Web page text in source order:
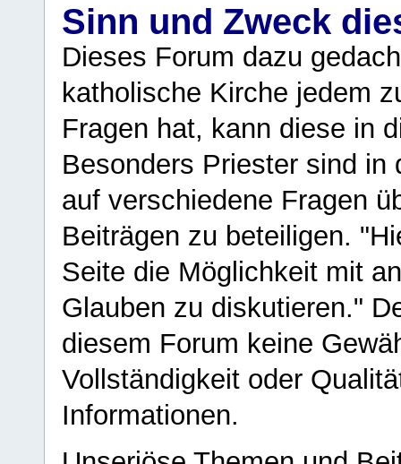
Sinn und Zweck
Dieses Forum dazu
katholische Kirche jedem
Fragen hat, kann diese in
Besonders Priester sind in
auf verschiedene Fragen
Beiträgen zu beteiligen.
Seite die Möglichkeit mit
Glauben zu diskutieren."
diesem Forum keine
Vollständigkeit oder
Informationen.